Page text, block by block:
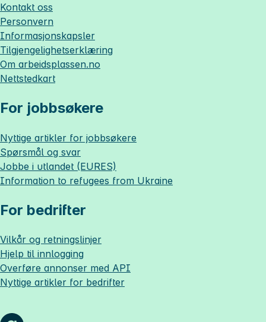
Kontakt oss
Personvern
Informasjonskapsler
Tilgjengelighetserklæring
Om arbeidsplassen.no
Nettstedkart
For jobbsøkere
Nyttige artikler for jobbsøkere
Spørsmål og svar
Jobbe i utlandet (EURES)
Information to refugees from Ukraine
For bedrifter
Vilkår og retningslinjer
Hjelp til innlogging
Overføre annonser med API
Nyttige artikler for bedrifter